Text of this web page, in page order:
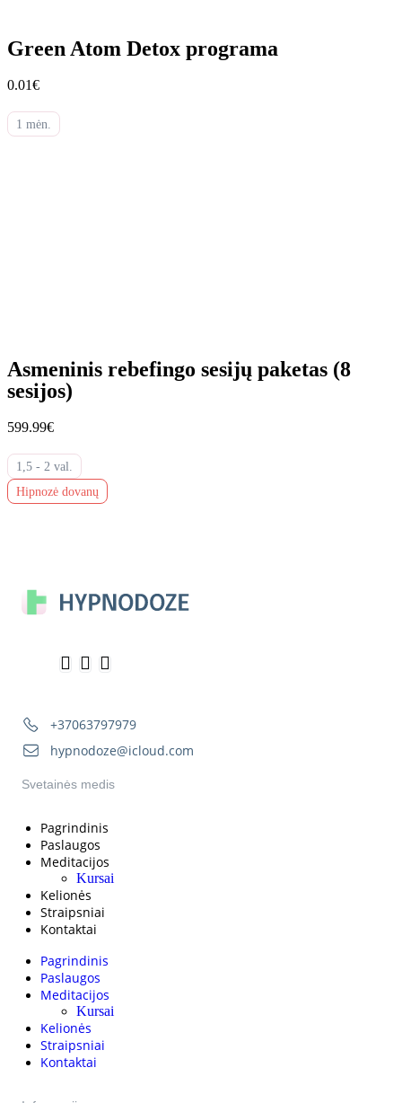
Green Atom Detox programa
0.01€
1 mėn.
Asmeninis rebefingo sesijų paketas (8
sesijos)
599.99€
1,5 - 2 val.
Hipnozė dovanų
+37063797979
hypnodoze@icloud.com
Svetainės medis
Pagrindinis
Paslaugos
Meditacijos
Kursai
Kelionės
Straipsniai
Kontaktai
Pagrindinis
Paslaugos
Meditacijos
Kursai
Kelionės
Straipsniai
Kontaktai